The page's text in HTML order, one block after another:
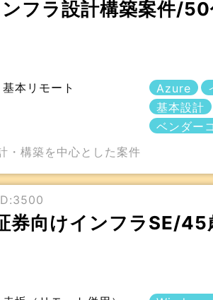
フラ設計構築案件/
基本リモート Azure
基本設計
ベンダー
・構築を中心とした案件
券向けインフラSE/